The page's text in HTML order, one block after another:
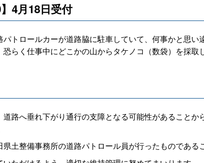
4月18日受付
トロールカーが道路脇に駐車していて、何事かと思
らく仕事中にどこかの山からタケノコ（数袋）を採
路へ垂れ下がり通行の支障となる可能性があること
土整備事務所の道路パトロール員が行ったものである